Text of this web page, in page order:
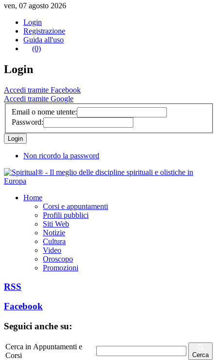
ven, 07 agosto 2026
Login
Registrazione
Guida all'uso
(0)
Login
Accedi tramite Facebook
Accedi tramite Google
Email o nome utente:
Password:
Non ricordo la password
Home
Corsi e appuntamenti
Profili pubblici
Siti Web
Notizie
Cultura
Video
Oroscopo
Promozioni
RSS
Facebook
Seguici anche su:
Cerca in Appuntamenti e
Corsi
Cerca